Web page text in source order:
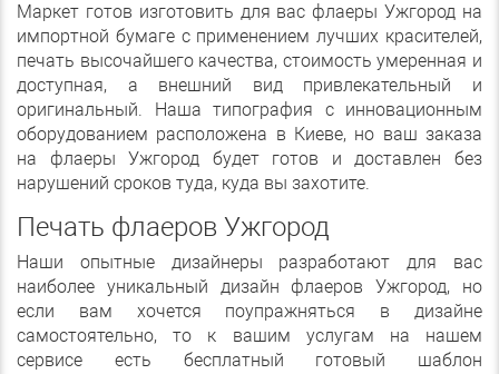
Маркет готов изготовить для вас флаеры Ужгород на
импортной бумаге с применением лучших красителей,
печать высочайшего качества, стоимость умеренная и
доступная, а внешний вид привлекательный и
оригинальный. Наша типография с инновационным
оборудованием расположена в Киеве, но ваш заказа
на флаеры Ужгород будет готов и доставлен без
нарушений сроков туда, куда вы захотите.
Печать флаеров Ужгород
Наши опытные дизайнеры разработают для вас
наиболее уникальный дизайн флаеров Ужгород, но
если вам хочется поупражняться в дизайне
самостоятельно, то к вашим услугам на нашем
сервисе есть бесплатный готовый шаблон